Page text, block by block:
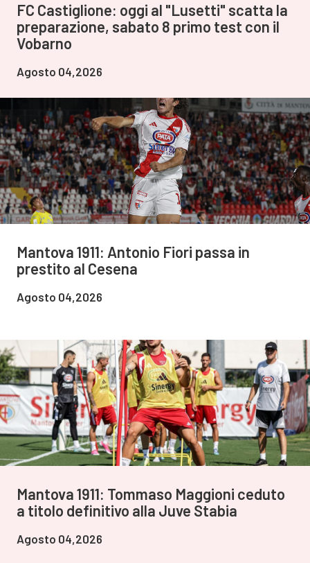
FC Castiglione: oggi al "Lusetti" scatta la
preparazione, sabato 8 primo test con il
Vobarno
Agosto 04,2026
Mantova 1911: Antonio Fiori passa in
prestito al Cesena
Agosto 04,2026
Mantova 1911: Tommaso Maggioni ceduto
a titolo definitivo alla Juve Stabia
Agosto 04,2026